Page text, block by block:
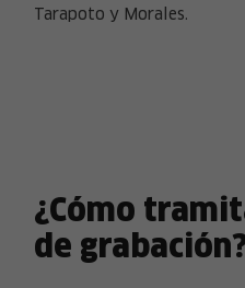
Tarapoto y Morales.
¿Cómo
de